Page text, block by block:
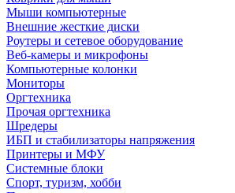
Мыши компьютерные
Внешние жесткие диски
Роутеры и сетевое оборудование
Веб-камеры и микрофоны
Компьютерные колонки
Мониторы
Оргтехника
Прочая оргтехника
Шредеры
ИБП и стабилизаторы напряжения
Принтеры и МФУ
Системные блоки
Спорт, туризм, хобби